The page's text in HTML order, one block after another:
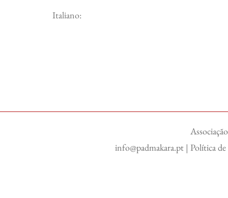
Italiano:
info@padmakara.pt | Política